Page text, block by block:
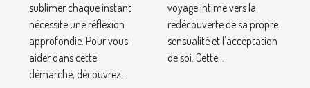
sublimer chaque instant
nécessite une réflexion
approfondie. Pour vous
aider dans cette
démarche, découvrez...
voyage intime vers la
redécouverte de sa propre
sensualité et l'acceptation
de soi. Cette...